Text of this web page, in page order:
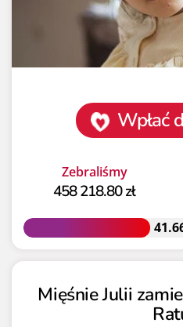
Wpłać
Zebraliśmy
458 218.80 zł
Mięśnie Julii